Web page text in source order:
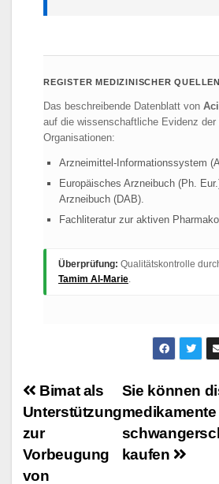
REGISTER MEDIZINISCHER
Das beschreibende Datenblatt von
auf die wissenschaftliche Evidenz der
Organisationen:
Arzneimittel-Informationssystem
Europäisches Arzneibuch (Ph.
Arzneibuch (DAB).
Fachliteratur zur aktiven
Überprüfung: Qualitätskontrolle
Tamim Al-Marie.
Navigation
de
l’article
Sie können
kaufen
Bimat als
Unterstützung
zur
Vorbeugung
von